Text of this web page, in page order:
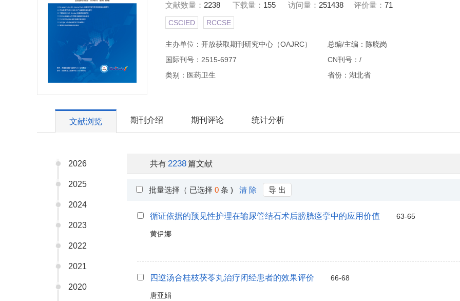
文献数量： 2238 下载量： 155 访问量： 251438 评价量： 71
CSCIED RCCSE
主办单位：开放获取期刊研究中心（OAJRC）
总编/主编：陈晓岗
国际刊号：2515-6977
CN刊号：/
类别：医药卫生
省份：湖北省
文献浏览 期刊介绍 期刊评论 统计分析
2026
2025
2024
2023
2022
2021
2020
共有2238篇文献
批量选择（ 已选择 0 条 ) 清 除 导 出
循证依据的预见性护理在输尿管结石术后膀胱痉挛中的应用价值 63-65
黄伊娜
四逆汤合桂枝茯苓丸治疗闭经患者的效果评价 66-68
唐亚娟